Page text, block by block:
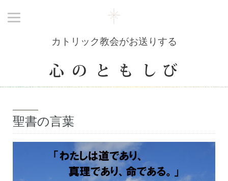
カトリック教会がお送りする
聖書の言葉